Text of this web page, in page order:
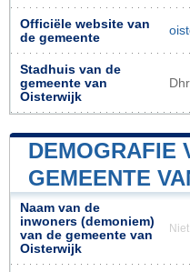
Officiële website van
de gemeente
Stadhuis van de
gemeente van
Oisterwijk
DEMOGRAFIE
GEMEENTE
Naam van de
inwoners (demoniem)
van de gemeente van
Oisterwijk